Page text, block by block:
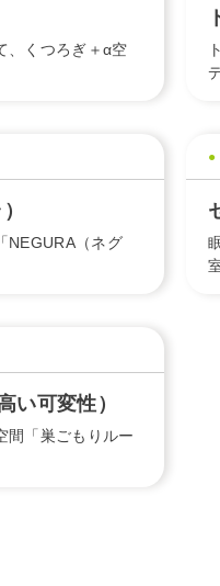
、くつろぎ＋α空
NEGURA（ネグ
い可変性）
間「巣ごもりルー